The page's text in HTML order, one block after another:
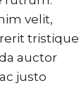
velit,
tristique
auctor
justo